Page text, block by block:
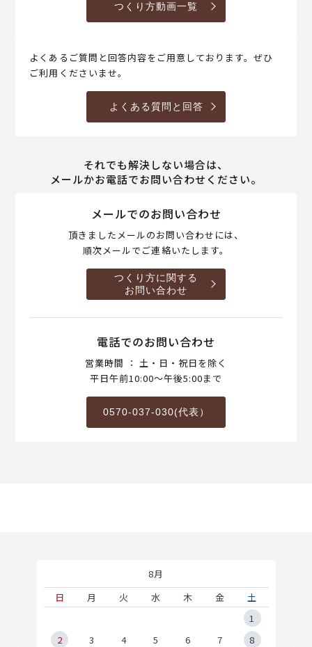
つくり方動画一覧
よくあるご質問と回答内容をご用意しております。ぜひ
ご利用くださいませ。
よくある質問と回答
それでも解決しない場合は、
メールかお電話でお問い合わせください。
メールでのお問い合わせ
頂きましたメールのお問い合わせには、
順次メールでご連絡いたします。
つくり方に関する
お問い合わせ
電話でのお問い合わせ
営業時間 ： 土・日・祝日を除く
平日午前10:00～午後5:00まで
0570-037-030(代表）
8月
日
月 火 水 木 金
土
1
2
3 4 5 6 7
8